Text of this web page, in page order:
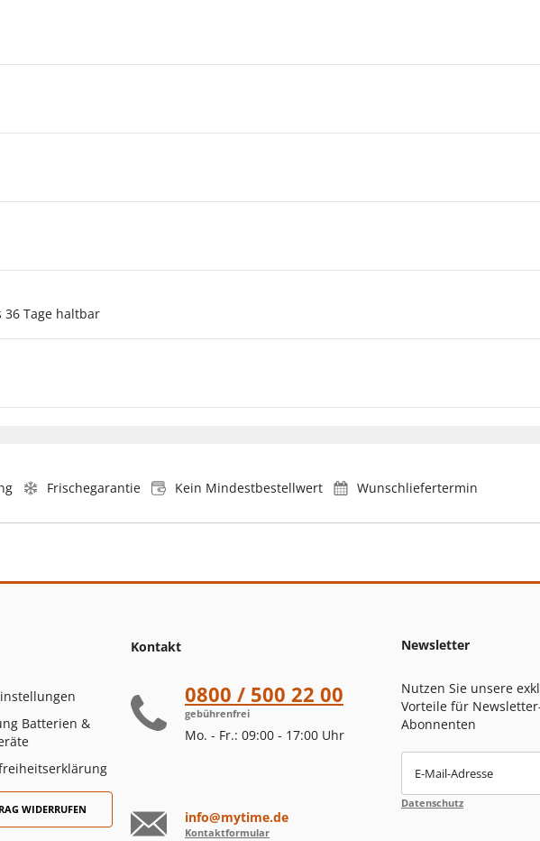
Tage haltbar
Frischegarantie Kein Mindestbestellwert Wunschliefertermin
Batterien &
WIDERRUFEN
Kontakt
0800 / 500 22 00
gebührenfrei
Mo. - Fr.: 09:00 - 17:00 Uhr
info@mytime.de
Kontaktformular
Newsletter
Nutzen Sie unsere
Vorteile für
Abonnenten
E-Mail-Adresse
Datenschutz